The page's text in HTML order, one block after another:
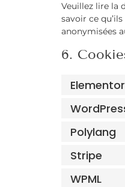
Veuillez lire la
savoir ce
anonymisées
6.
Elementor
Polylang
Stripe
WPML